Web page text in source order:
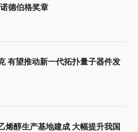
德伯格奖章
有望推动新一代拓扑量子器件发
烯醇生产基地建成 大幅提升我国